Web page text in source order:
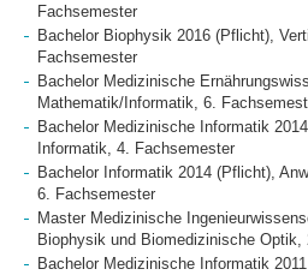
Fachsemester
Bachelor Biophysik 2016 (Pflicht),
Fachsemester
Bachelor Medizinische
Mathematik/Informatik, 6.
Bachelor Medizinische Informatik
Informatik, 4. Fachsemester
Bachelor Informatik 2014 (Pflicht),
6. Fachsemester
Master Medizinische
Biophysik und Biomedizinische Optik,
Bachelor Medizinische Informatik